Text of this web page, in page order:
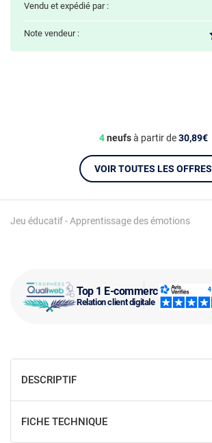
Top 1 E-commerce
Relation client digitale
Jeu éducatif - Apprentissage des émotions
Vendu et expédié par :
Note vendeur :
4neufsà partir de30,89€
VOIR TOUTES LES OFFRES
DESCRIPTIF
FICHE TECHNIQUE